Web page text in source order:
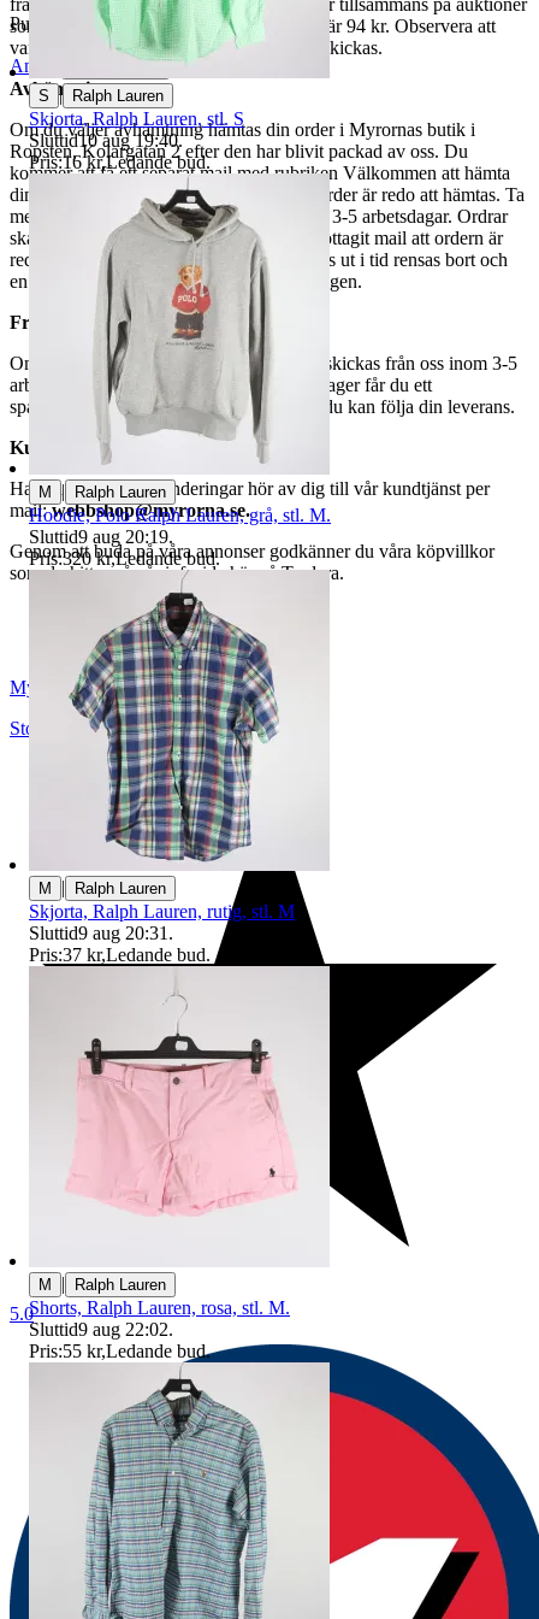
fraktpriset. Vi samfraktar upp till fyra varor tillsammans på auktioner
som avslutas samma dag. Samfraktspriset är 94 kr. Observera att
varor märkta endast avhämtning inte kan skickas.
Avhämtning
Om du väljer avhämtning hämtas din order i Myrornas butik i
Ropsten, Kolargatan 2 efter den har blivit packad av oss. Du
kommer att få ett separat mail med rubriken Välkommen att hämta
din order på Myrorna i Ropsten! när din order är redo att hämtas. Ta
med legitimation. Hanteringstiden är cirka 3-5 arbetsdagar. Ordrar
ska hämtas senast 7 dagar efter att man mottagit mail att ordern är
redo för avhämtning. Ordrar som ej hämtas ut i tid rensas bort och
en avgift på 84 kr dras av från återbetalningen.
Frakt
Om du har valt frakt kommer din vara att skickas från oss inom 3-5
arbetsdagar. När din vara har lämnat vårt lager får du ett
spårningsnummer av DSV inom kort där du kan följa din leverans.
Kundservice
Har du frågor eller funderingar hör av dig till vår kundtjänst per
mail:webbshop@myrorna.se.
Genom att buda på våra annonser godkänner du våra köpvillkor
som du hittar på vår infosida här på Tradera.
Publicerad
15 maj 19:23
Anmäl Sälj liknande
Myrorna
Stockholm,Sverige
5.0
S | Ralph Lauren
Skjorta, Ralph Lauren, stl. S
Sluttid10 aug 19:40.
Pris:16 kr,Ledande bud.
M | Ralph Lauren
Hoodie, Polo Ralph Lauren, grå, stl. M.
Sluttid9 aug 20:19.
Pris:320 kr,Ledande bud.
M | Ralph Lauren
Skjorta, Ralph Lauren, rutig, stl. M
Sluttid9 aug 20:31 .
Pris:37 kr,Ledande bud.
M | Ralph Lauren
Shorts, Ralph Lauren, rosa, stl. M.
Sluttid9 aug 22:02.
Pris:55 kr,Ledande bud.